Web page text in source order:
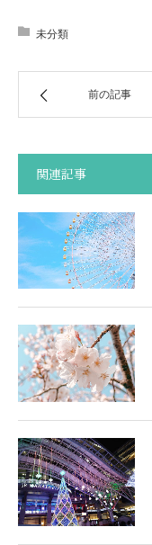
未分類
前の記事
関連記事